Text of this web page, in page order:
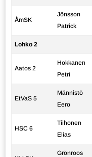
ÅmSK
Jönsson
Patrick
Lohko 2
Aatos 2
Hokkanen
Petri
EtVaS 5
Männistö
Eero
HSC 6
Tiihonen
Elias
Grönroos